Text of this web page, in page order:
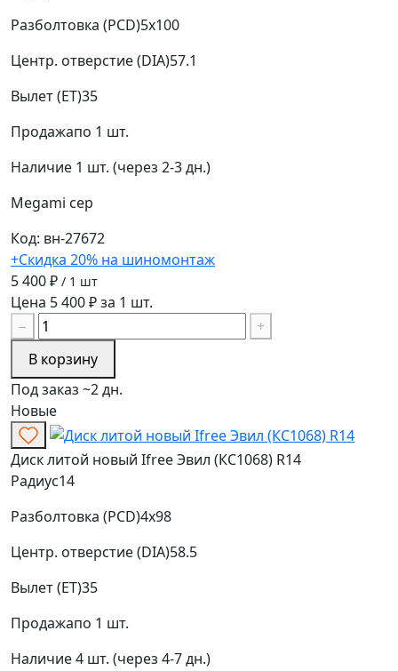
Разболтовка (PCD)5x100
Центр. отверстие (DIA)57.1
Вылет (ET)35
Продажапо 1 шт.
Наличие 1 шт. (через 2-3 дн.)
Megami сер
Код: вн-27672
+Скидка 20% на шиномонтаж
5 400 ₽ / 1 шт
Цена 5 400 ₽ за 1 шт.
−
+
В корзину
Под заказ ~2 дн.
Новые
Диск литой новый Ifree Эвил (КС1068) R14
Радиус14
Разболтовка (PCD)4x98
Центр. отверстие (DIA)58.5
Вылет (ET)35
Продажапо 1 шт.
Наличие4 шт. (через 4-7 дн.)